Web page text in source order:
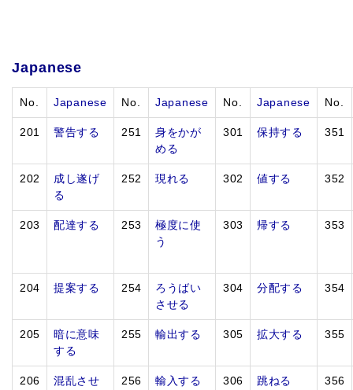
Japanese
No. Japanese No. Japanese No. Japanese No.
201 警告する 251
身をかが
める
301 保持する 351
202
成し遂げ
る
252 現れる 302 値する 352
203 配達する 253
極度に使
う
303 帰する 353
204 提案する 254
ろうばい
させる
304 分配する 354
205
暗に意味
する
255 輸出する 305 拡大する 355
206
混乱させ
256 輸入する 306 跳ねる 356